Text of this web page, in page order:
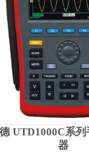
UTD1000C系
器